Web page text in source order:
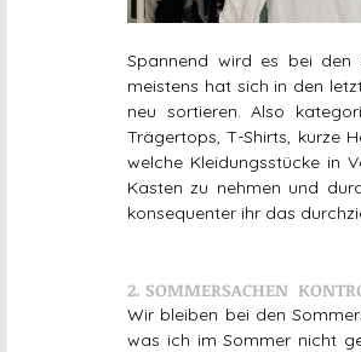
Spannend wird es bei den
meistens hat sich in den
neu sortieren. Also
Trägertops, T-Shirts, kurze
welche Kleidungsstücke in
Kasten zu nehmen und
konsequenter ihr das
2. SOMMERSACHEN
Wir bleiben bei den
was ich im Sommer nicht